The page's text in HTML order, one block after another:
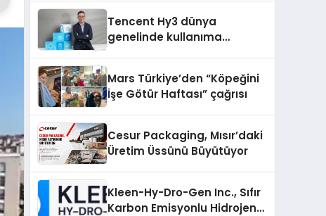
Tencent Hy3 dünya
genelinde kullanıma
Mars Türkiye’den “Köpeğini
İşe Götür Haftası” çağrısı
Cesur Packaging, Mısır’daki
Üretim Üssünü Büyütüyor
Kleen-Hy-Dro-Gen Inc., Sıfır
Karbon Emisyonlu Hidrojen